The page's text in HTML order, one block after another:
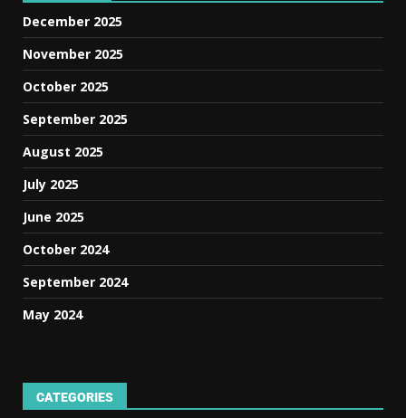
December 2025
November 2025
October 2025
September 2025
August 2025
July 2025
June 2025
October 2024
September 2024
May 2024
CATEGORIES